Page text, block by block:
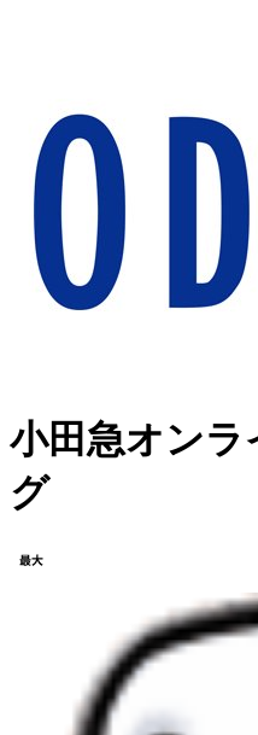
小田急オン
グ